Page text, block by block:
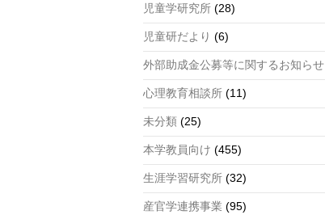
児童学研究所 (28)
児童研だより (6)
外部助成金公募等に関するお知らせ
心理教育相談所 (11)
未分類 (25)
本学教員向け (455)
生涯学習研究所 (32)
産官学連携事業 (95)